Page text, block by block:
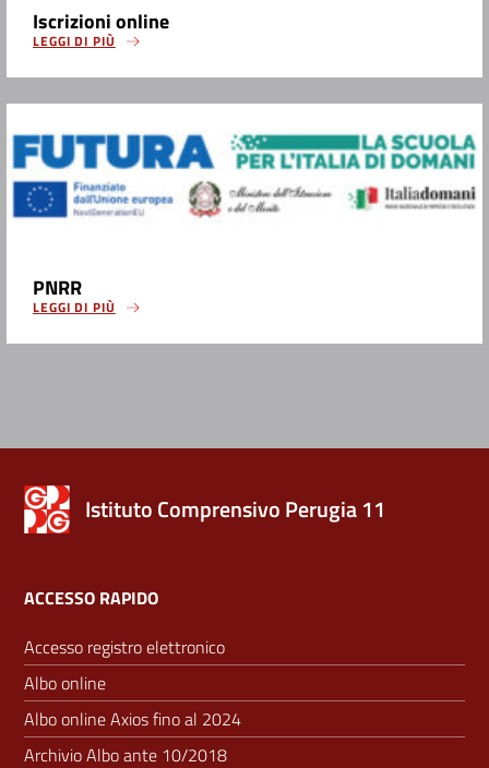
Iscrizioni online
LEGGI DI PIÙ
PNRR
LEGGI DI PIÙ
Istituto Comprensivo Perugia 11
ACCESSO RAPIDO
Accesso registro elettronico
Albo online
Albo online Axios fino al 2024
Archivio Albo ante 10/2018